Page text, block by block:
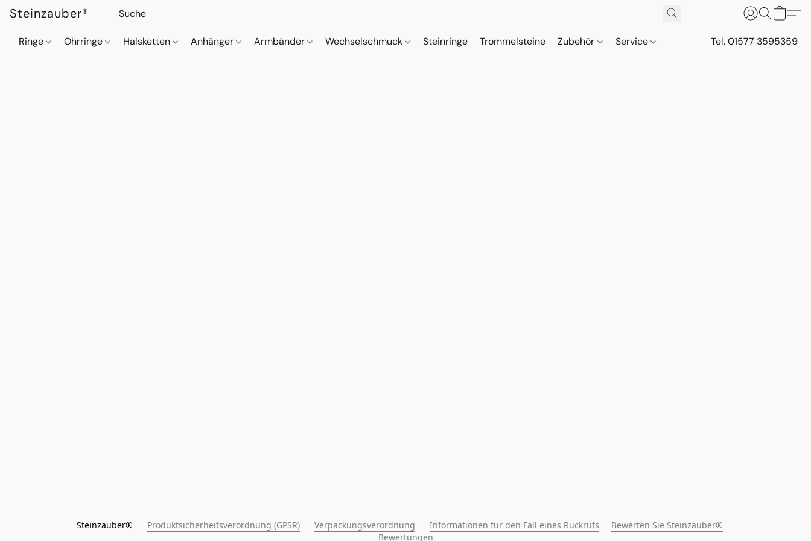
Steinzauber®
Ringe Ohrringe Halsketten Anhänger Armbänder Wechselschmuck Steinringe Trommelsteine Zubehör Service Tel. 01577 3595359
Steinzauber® Produktsicherheitsverordnung (GPSR) Verpackungsverordnung Informationen für den Fall eines Rückrufs
Bewerten Sie Steinzauber®
Bewertungen